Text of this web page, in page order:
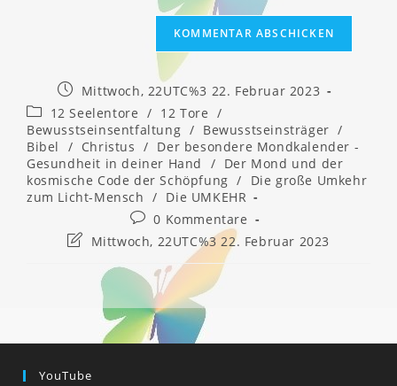
Beitrag
veröffentlicht:
Mittwoch, 22UTC%3 22. Februar 2023
Beitrags-
Kategorie:
12 Seelentore / 12 Tore /
Bewusstseinsentfaltung / Bewusstseinsträger /
Bibel
/ Christus / Der besondere Mondkalender -
Gesundheit in deiner Hand
/ Der Mond und der
kosmische Code der Schöpfung /
Die große Umkehr
zum Licht-Mensch / Die UMKEHR
Beitrags-
Kommentare:
0 Kommentare
Beitrag
geändert
Mittwoch, 22UTC%3 22. Februar 2023
YouTube